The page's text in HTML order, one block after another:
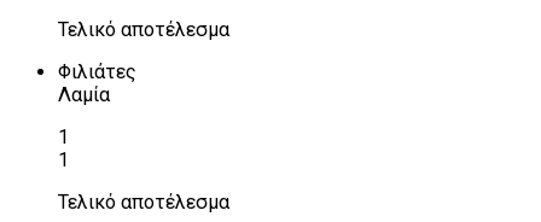
Τελικό αποτέλεσμα
Φιλιάτες
Λαμία
1
1
Τελικό αποτέλεσμα